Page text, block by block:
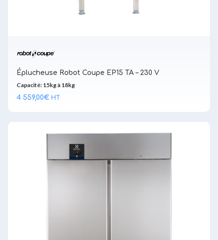
Éplucheuse Robot Coupe EP15 TA – 230 V
Capacité: 15kg à 18kg
4 559,00€ HT